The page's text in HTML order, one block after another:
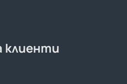
клиенти